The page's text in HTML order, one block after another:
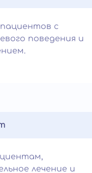
с
поведения и
лечение и